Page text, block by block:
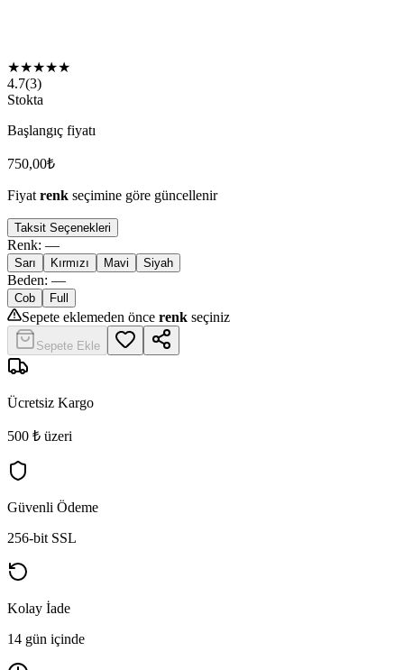
★★★★★
4.7(3)
Stokta
Başlangıç fiyatı
750,00₺
Fiyat renk seçimine göre güncellenir
Taksit Seçenekleri
Renk: —
Sarı Kırmızı Mavi Siyah
Beden: —
Cob Full
Sepete eklemeden önce renk seçiniz
Sepete Ekle
Ücretsiz Kargo
500 ₺ üzeri
Güvenli Ödeme
256-bit SSL
Kolay İade
14 gün içinde